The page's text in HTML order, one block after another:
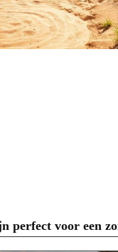
perfect voor een